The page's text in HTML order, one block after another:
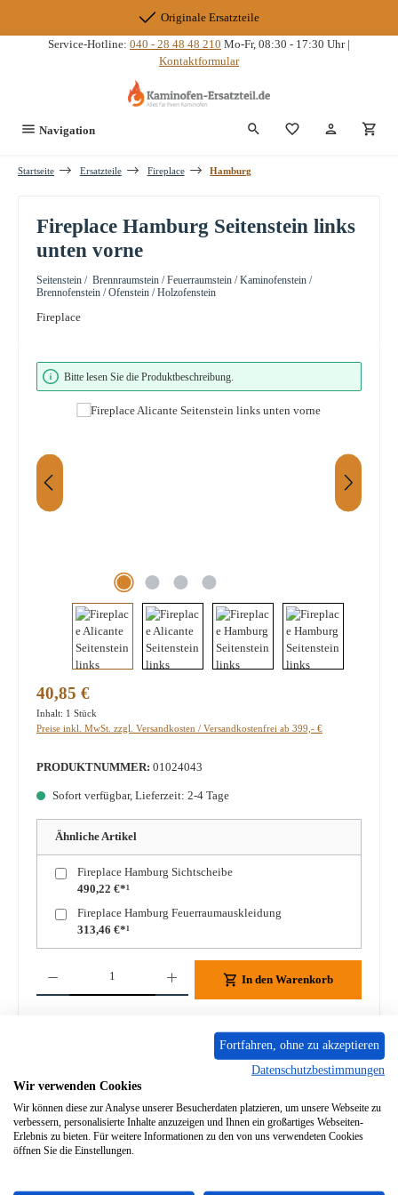
Originale Ersatzteile
Service-Hotline: 040 - 28 48 48 210 Mo-Fr, 08:30 - 17:30 Uhr |
Kontaktformular
Navigation Du hast 0
Startseite Ersatzteile Fireplace Hamburg
Fireplace Hamburg Seitenstein links
unten vorne
Seitenstein / Brennraumstein / Feuerraumstein / Kaminofenstein /
Brennofenstein / Ofenstein / Holzofenstein
Fireplace
Bildergalerie überspringen
Bitte lesen Sie die Produktbeschreibung.
Regulärer Preis:
40,85 €
Inhalt: 1 Stück
Preise inkl. MwSt. zzgl. Versandkosten / Versandkostenfrei ab 399,- €
PRODUKTNUMMER: 01024043
Sofort verfügbar, Lieferzeit: 2-4 Tage
Ähnliche Artikel
Fireplace Hamburg Sichtscheibe
490,22 €*¹
Fireplace Hamburg Feuerraumauskleidung
313,46 €*¹
In den Warenkorb
Fortfahren, ohne zu akzeptieren
Datenschutzbestimmungen
Wir verwenden Cookies
Wir können diese zur Analyse unserer Besucherdaten platzieren, um unsere Webseite zu
verbessern, personalisierte Inhalte anzuzeigen und Ihnen ein großartiges Webseiten-
Erlebnis zu bieten. Für weitere Informationen zu den von uns verwendeten Cookies
öffnen Sie die Einstellungen.